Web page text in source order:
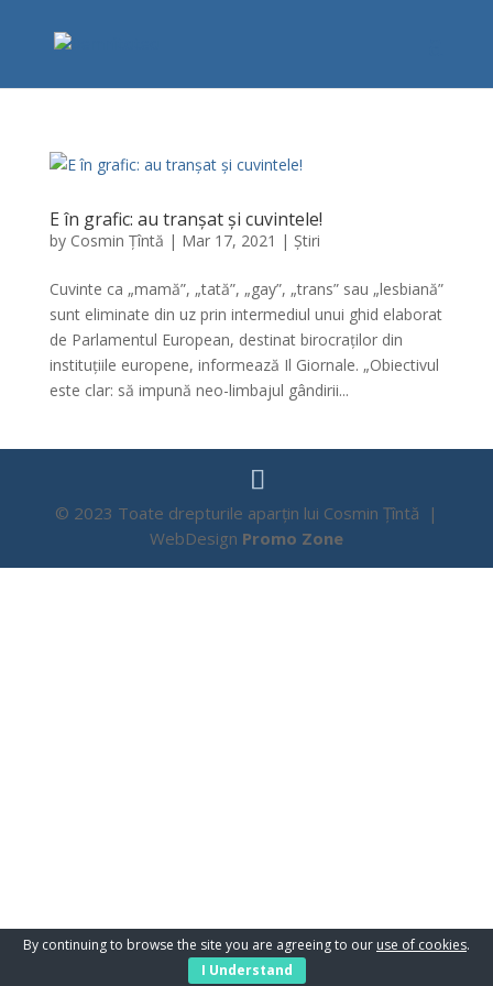
E în grafic: au tranșat și cuvintele!
by Cosmin Țîntă | Mar 17, 2021 | Știri
Cuvinte ca „mamă”, „tată”, „gay”, „trans” sau „lesbiană”
sunt eliminate din uz prin intermediul unui ghid elaborat
de Parlamentul European, destinat birocraților din
instituțiile europene, informează Il Giornale. „Obiectivul
este clar: să impună neo-limbajul gândirii...
© 2023 Toate drepturile aparțin lui Cosmin Țîntă |
WebDesign Promo Zone
By continuing to browse the site you are agreeing to our use of cookies.
I Understand